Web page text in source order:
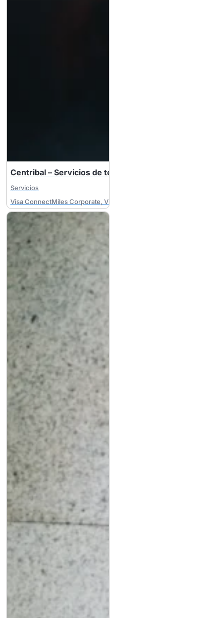
Centribal – Servicios de tecnología & sostenibilidad
Servicios
Visa ConnectMiles Corporate, Visa MileagePlus Corporate